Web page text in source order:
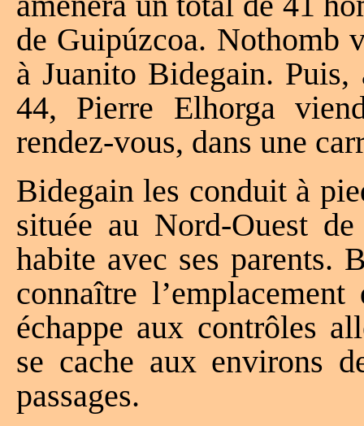
de Guipúzcoa. Nothomb
à Juanito Bidegain. Puis,
44, Pierre Elhorga
rendez-vous, dans une
Bidegain les conduit à
située au Nord-Ouest
habite avec ses parents.
connaître
échappe aux contrôles
se cache aux environs
passages.